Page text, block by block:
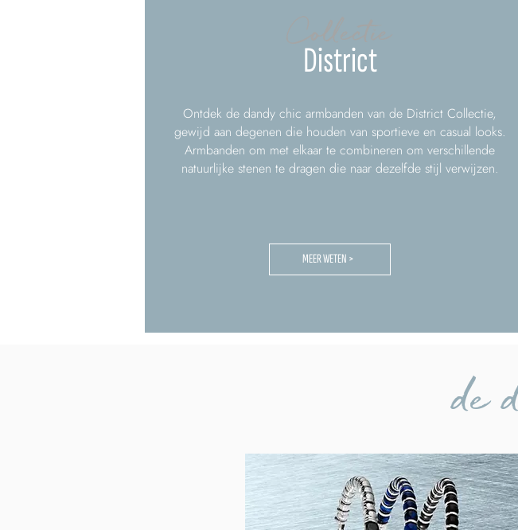
District
Ontdek de dandy chic armbanden van de District Collectie,
gewijd aan degenen die houden van sportieve en casual looks.
Armbanden om met elkaar te combineren om verschillende
natuurlijke stenen te dragen die naar dezelfde stijl verwijzen.
MEER WETEN >
de